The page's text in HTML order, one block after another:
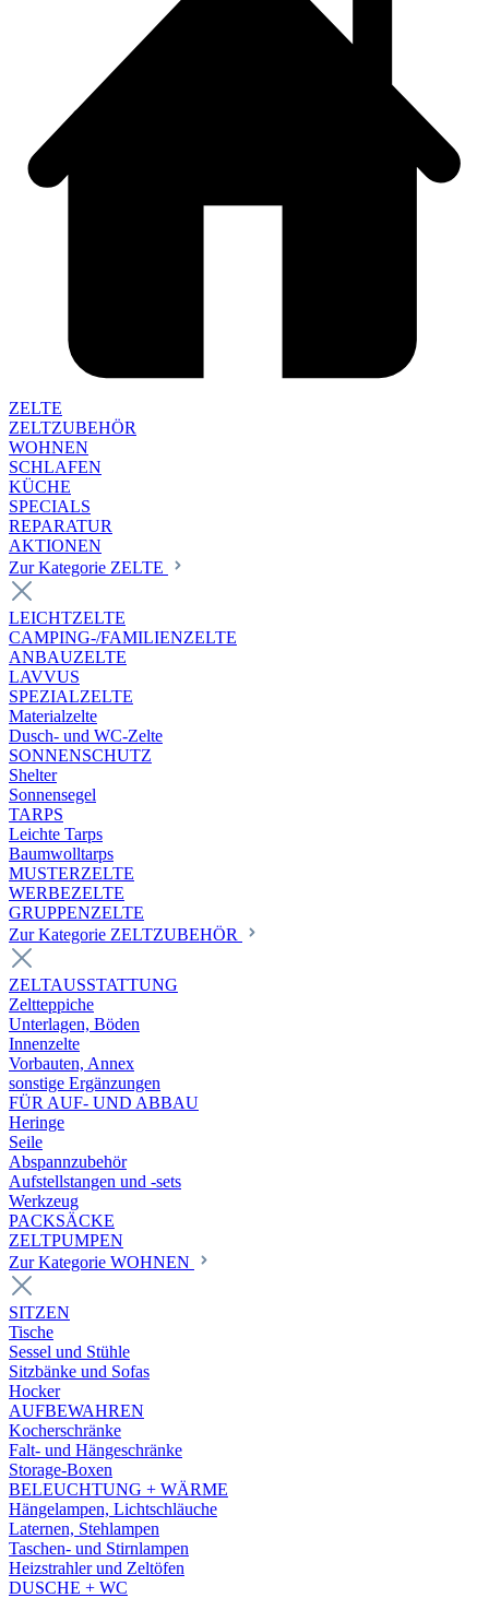
ZELTE
ZELTZUBEHÖR
WOHNEN
SCHLAFEN
KÜCHE
SPECIALS
REPARATUR
AKTIONEN
Zur Kategorie ZELTE
LEICHTZELTE
CAMPING-/FAMILIENZELTE
ANBAUZELTE
LAVVUS
SPEZIALZELTE
Materialzelte
Dusch- und WC-Zelte
SONNENSCHUTZ
Shelter
Sonnensegel
TARPS
Leichte Tarps
Baumwolltarps
MUSTERZELTE
WERBEZELTE
GRUPPENZELTE
Zur Kategorie ZELTZUBEHÖR
ZELTAUSSTATTUNG
Zeltteppiche
Unterlagen, Böden
Innenzelte
Vorbauten, Annex
sonstige Ergänzungen
FÜR AUF- UND ABBAU
Heringe
Seile
Abspannzubehör
Aufstellstangen und -sets
Werkzeug
PACKSÄCKE
ZELTPUMPEN
Zur Kategorie WOHNEN
SITZEN
Tische
Sessel und Stühle
Sitzbänke und Sofas
Hocker
AUFBEWAHREN
Kocherschränke
Falt- und Hängeschränke
Storage-Boxen
BELEUCHTUNG + WÄRME
Hängelampen, Lichtschläuche
Laternen, Stehlampen
Taschen- und Stirnlampen
Heizstrahler und Zeltöfen
DUSCHE + WC